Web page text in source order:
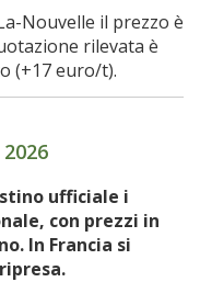
Nouvelle il prezzo è
rilevata è
(+17 euro/t).
ufficiale i
con prezzi in
In Francia si